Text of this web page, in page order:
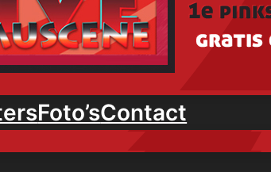
Foto’sContact